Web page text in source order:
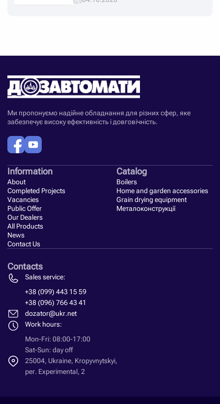
Ми пропонуємо надійне обладнання для різних сфер, яке
забезпечує високу ефективність і довговічність.
Information
About
Completed Projects
Vacancies
Public Offer
Our Dealers
All Products
News
Contact Us
Catalog
Boilers
Home and garden accessories
Grain drying equipment
Металоконструкції
Contacts
Sales service:
+38 (099) 443 15 59
+38 (096) 766 43 41
dozator@ukr.net
Work hours:
Mon-Fri: 08:00-17:00
Sat-Sun: day off
25004, Ukraine, Kropyvnytskyi,
per. Experimental, 2